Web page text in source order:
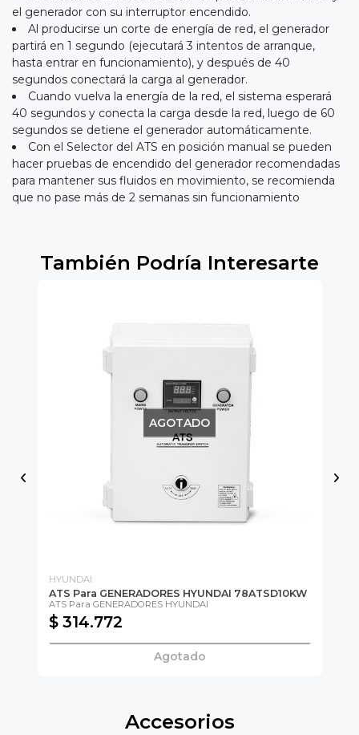
el generador con su interruptor encendido.
Al producirse un corte de energía de red, el generador
partirá en 1 segundo (ejecutará 3 intentos de arranque,
hasta entrar en funcionamiento), y después de 40
segundos conectará la carga al generador.
Cuando vuelva la energía de la red, el sistema esperará
40 segundos y conecta la carga desde la red, luego de 60
segundos se detiene el generador automáticamente.
Con el Selector del ATS en posición manual se pueden
hacer pruebas de encendido del generador recomendadas
para mantener sus fluidos en movimiento, se recomienda
que no pase más de 2 semanas sin funcionamiento
También Podría Interesarte
AGOTADO
HYUNDAI
ATS Para GENERADORES HYUNDAI 78ATSD10KW
ATS Para GENERADORES HYUNDAI
$ 314.772
Agotado
Accesorios